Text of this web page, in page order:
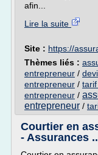
afin...
Lire la suite
Site : https://
Thèmes liés :
entrepreneur /
entrepreneur /
entrepreneur /
entrepreneur /
Courtier en
- Assurances